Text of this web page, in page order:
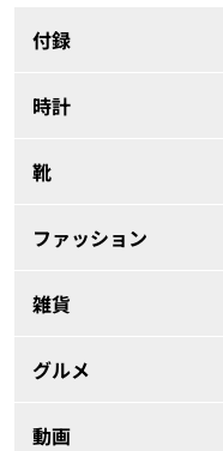
付録
時計
靴
ファッション
雑貨
グルメ
動画